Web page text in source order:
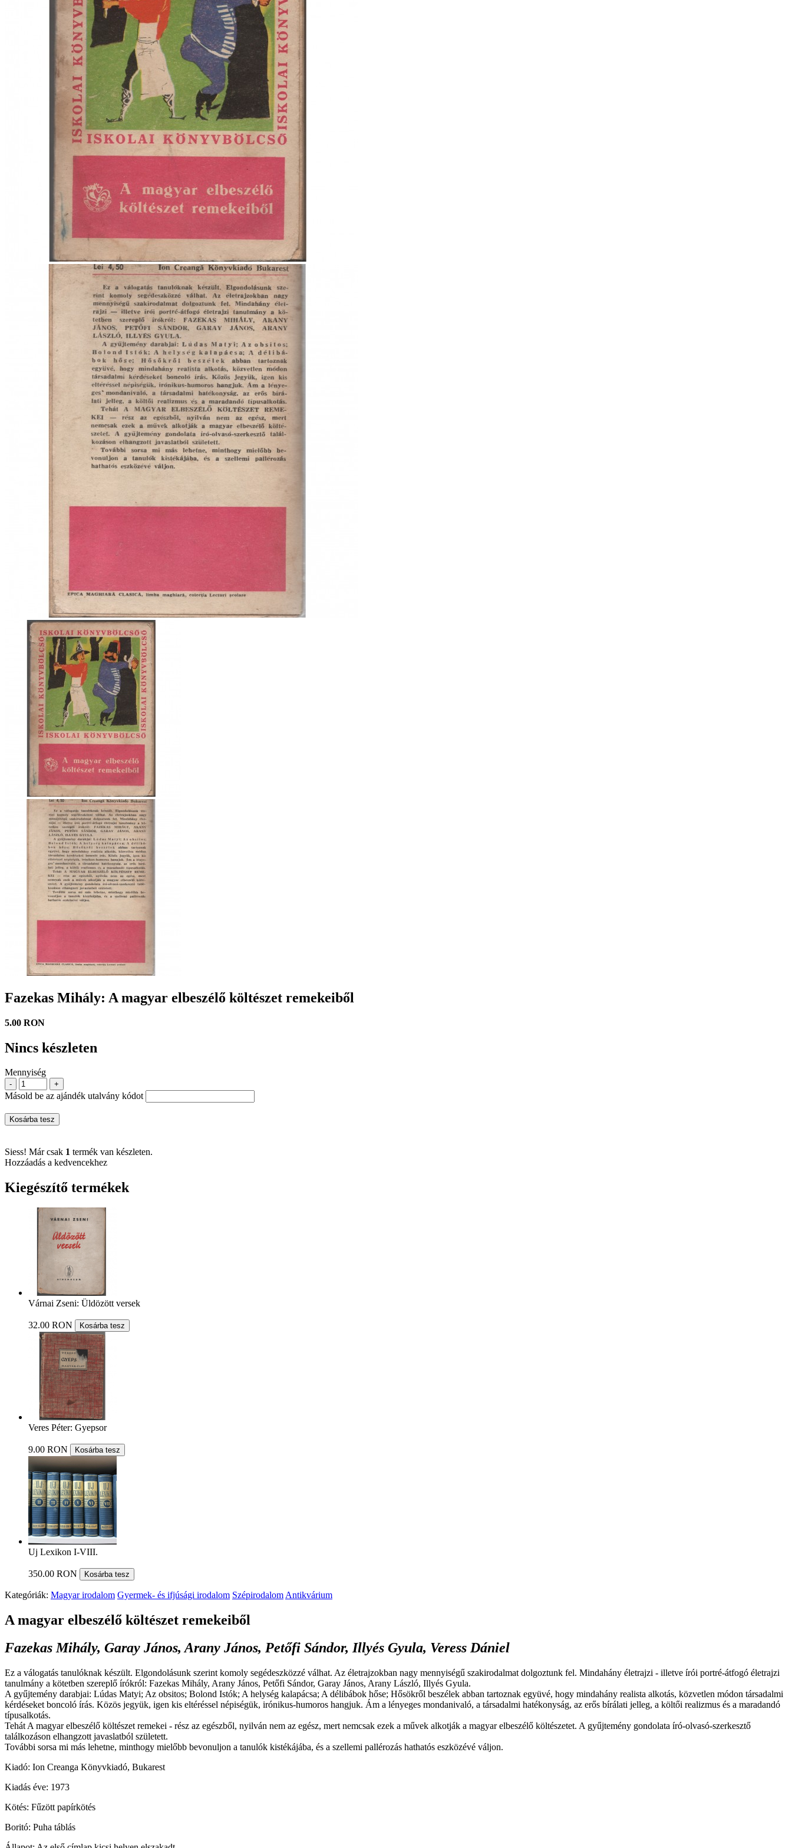
Fazekas Mihály: A magyar elbeszélő költészet remekeiből
5.00 RON
Nincs készleten
Mennyiség
- +
Másold be az ajándék utalvány kódot
Kosárba tesz
Siess! Már csak 1 termék van készleten.
Hozzáadás a kedvencekhez
Kiegészítő termékek
Várnai Zseni: Üldözött versek
32.00 RON Kosárba tesz
Veres Péter: Gyepsor
9.00 RON Kosárba tesz
Uj Lexikon I-VIII.
350.00 RON Kosárba tesz
Kategóriák: Magyar irodalom Gyermek- és ifjúsági irodalom Szépirodalom Antikvárium
A magyar elbeszélő költészet remekeiből
Fazekas Mihály, Garay János, Arany János, Petőfi Sándor, Illyés Gyula, Veress Dániel
Ez a válogatás tanulóknak készült. Elgondolásunk szerint komoly segédeszközzé válhat. Az életrajzokban nagy mennyiségű szakirodalmat dolgoztunk fel. Mindahány életrajzi - illetve írói portré-átfogó életrajzi
tanulmány a kötetben szereplő írókról: Fazekas Mihály, Arany János, Petőfi Sándor, Garay János, Arany László, Illyés Gyula.
A gyűjtemény darabjai: Lúdas Matyi; Az obsitos; Bolond Istók; A helység kalapácsa; A délibábok hőse; Hősökről beszélek abban tartoznak együvé, hogy mindahány realista alkotás, közvetlen módon társadalmi
kérdéseket boncoló írás. Közös jegyük, igen kis eltéréssel népiségük, irónikus-humoros hangjuk. Ám a lényeges mondanivaló, a társadalmi hatékonyság, az erős bírálati jelleg, a költői realizmus és a maradandó
típusalkotás.
Tehát A magyar elbeszélő költészet remekei - rész az egészből, nyilván nem az egész, mert nemcsak ezek a művek alkotják a magyar elbeszélő költészetet. A gyűjtemény gondolata író-olvasó-szerkesztő
találkozáson elhangzott javaslatból született.
További sorsa mi más lehetne, minthogy mielőbb bevonuljon a tanulók kistékájába, és a szellemi pallérozás hathatós eszközévé váljon.
Kiadó: Ion Creanga Könyvkiadó, Bukarest
Kiadás éve: 1973
Kötés: Fűzött papírkötés
Boritó: Puha táblás